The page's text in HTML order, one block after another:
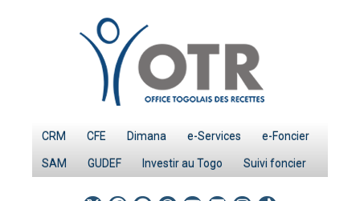
CRM CFE Dimana e-Services e-Foncier
SAM GUDEF Investir au Togo Suivi foncier